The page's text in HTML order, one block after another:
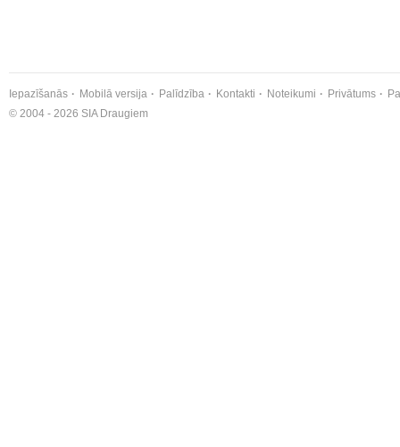
Iepazīšanās Mobilā versija Palīdzība Kontakti Noteikumi Privātums
© 2004 - 2026 SIA Draugiem